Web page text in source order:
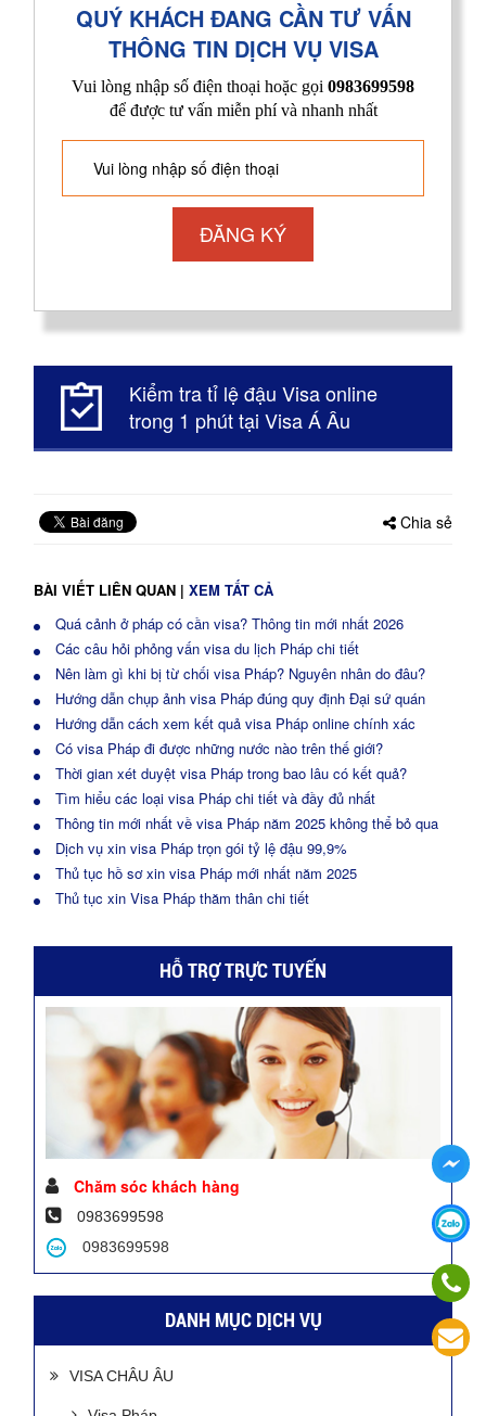
QUÝ KHÁCH ĐANG CẦN TƯ VẤN
THÔNG TIN DỊCH VỤ VISA
Vui lòng nhập số điện thoại hoặc gọi 0983699598
để được tư vấn miễn phí và nhanh nhất
Kiểm tra tỉ lệ đậu Visa online
trong 1 phút tại Visa Á Âu
Chia sẻ
BÀI VIẾT LIÊN QUAN | XEM TẤT CẢ
Quá cảnh ở pháp có cần visa? Thông tin mới nhất 2026
Các câu hỏi phỏng vấn visa du lịch Pháp chi tiết
Nên làm gì khi bị từ chối visa Pháp? Nguyên nhân do đâu?
Hướng dẫn chụp ảnh visa Pháp đúng quy định Đại sứ quán
Hướng dẫn cách xem kết quả visa Pháp online chính xác
Có visa Pháp đi được những nước nào trên thế giới?
Thời gian xét duyệt visa Pháp trong bao lâu có kết quả?
Tìm hiểu các loại visa Pháp chi tiết và đầy đủ nhất
Thông tin mới nhất về visa Pháp năm 2025 không thể bỏ qua
Dịch vụ xin visa Pháp trọn gói tỷ lệ đậu 99,9%
Thủ tục hồ sơ xin visa Pháp mới nhất năm 2025
Thủ tục xin Visa Pháp thăm thân chi tiết
HỖ TRỢ TRỰC TUYẾN
Chăm sóc khách hàng
0983699598
0983699598
DANH MỤC DỊCH VỤ
VISA CHÂU ÂU